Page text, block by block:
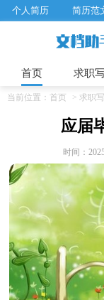
个人简历 简历范
招聘选
首页 求职
当前位置： 首页 > 求职
应届
时间：